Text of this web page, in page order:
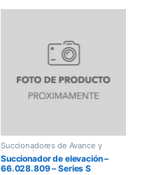
Succionadores de Avance y
Levantado
Succionador de elevación –
66.028.809 – Series S